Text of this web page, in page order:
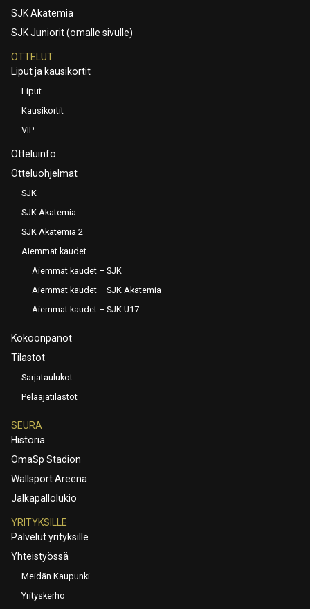
SJK Akatemia
SJK Juniorit (omalle sivulle)
OTTELUT
Liput ja kausikortit
Liput
Kausikortit
VIP
Otteluinfo
Otteluohjelmat
SJK
SJK Akatemia
SJK Akatemia 2
Aiemmat kaudet
Aiemmat kaudet – SJK
Aiemmat kaudet – SJK Akatemia
Aiemmat kaudet – SJK U17
Kokoonpanot
Tilastot
Sarjataulukot
Pelaajatilastot
SEURA
Historia
OmaSp Stadion
Wallsport Areena
Jalkapallolukio
YRITYKSILLE
Palvelut yrityksille
Yhteistyössä
Meidän Kaupunki
Yrityskerho